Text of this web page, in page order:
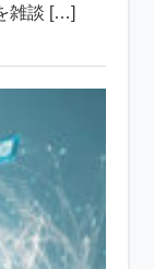
雑談 […]